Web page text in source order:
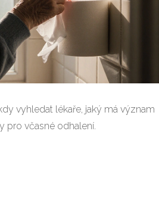
vyhledat lékaře, jaký má význam
pro včasné odhalení.